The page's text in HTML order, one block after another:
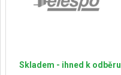
Skladem - ihned k odběru